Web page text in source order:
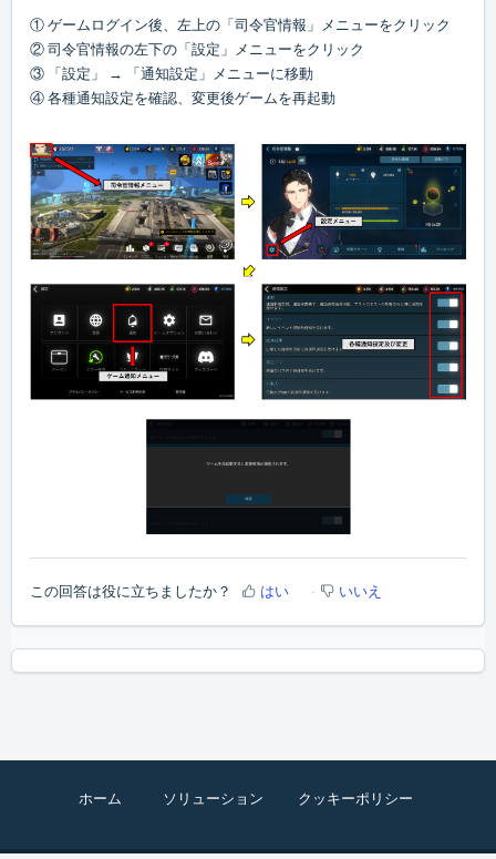
① ゲームログイン後、左上の「司令官情報」メニューをクリック
② 司令官情報の左下の「設定」メニューをクリック
③ 「設定」 → 「通知設定」メニューに移動
④ 各種通知設定を確認、変更後ゲームを再起動
この回答は役に立ちましたか？ はい いいえ
ホーム ソリューション クッキーポリシー